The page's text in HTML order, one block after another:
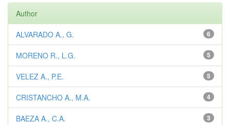
Author
6
ALVARADO A., G.
5
MORENO R., L.G.
5
VELEZ A., P.E.
4
CRISTANCHO A., M.A.
3
BAEZA A., C.A.